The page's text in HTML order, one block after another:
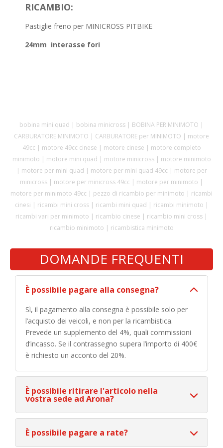
RICAMBIO:
Pastiglie freno per MINICROSS PITBIKE
24mm interasse fori
bobina mini quad | bobina minicross | BOBINA PER MINIMOTO |
CARBURATORE MINIMOTO | CARBURATORE per MINIMOTO | motore
49cc | motore 49cc cinese | motore cinese | motore completo
minimoto | motore mini quad | motore minicross | motore minimoto
| motore per mini quad | motore per mini quad 49cc | motore per
minicross | motore per minicross 49cc | motore per minimoto |
motore per minimoto 49cc | pezzo di ricambio per minimoto | ricambi
cinesi | ricambi mini cross | ricambi mini quad | ricambi minimoto |
ricambi vari per minimoto | ricambio cinese | ricambio mini cross |
ricambio minimoto | ricambistica minimoto
DOMANDE FREQUENTI
È possibile pagare alla consegna?
Sì, il pagamento alla consegna è possibile solo per
l’acquisto dei veicoli, e non per la ricambistica.
Prevede un supplemento del 4%, quali commissioni
d’incasso. Se il contrassegno supera l’importo di 400€
è richiesto un acconto del 20%.
È possibile ritirare l'articolo nella
vostra sede ad Arona?
È possibile pagare a rate?